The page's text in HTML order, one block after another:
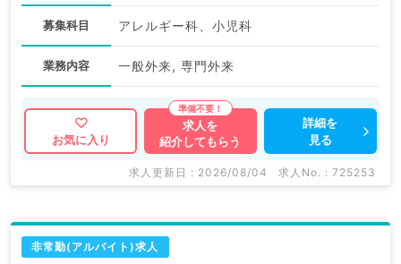
募集科目 アレルギー科、小児科
業務内容 一般外来, 専門外来
お気に入り
求人を
紹介してもらう
詳細を
見る
求人更新日 : 2026/08/04 求人No. : 725253
非常勤(アルバイト)求人